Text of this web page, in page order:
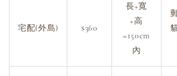
宅配(外島) $360
長+寬
+高
=150cm
內